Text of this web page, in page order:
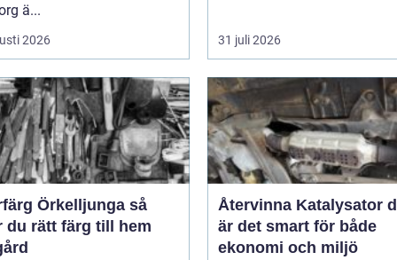
ä...
2026 31 juli 2026
Örkelljunga så
du rätt färg till hem
Återvinna Katalysator därför
är det smart för både
ekonomi och miljö